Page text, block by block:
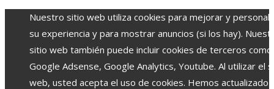
Nuestro sitio web utiliza cookies para mejorar y
su experiencia y para mostrar anuncios (si los hay).
sitio web también puede incluir cookies de terceros como
Google Adsense, Google Analytics, Youtube. Al utilizar el
web, usted acepta el uso de cookies. Hemos actualizado